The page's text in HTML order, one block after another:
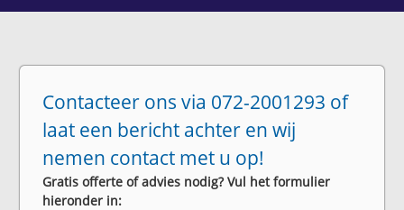
Contacteer ons via 072-2001293 of
laat een bericht achter en wij
nemen contact met u op!
Gratis offerte of advies nodig? Vul het formulier
hieronder in: